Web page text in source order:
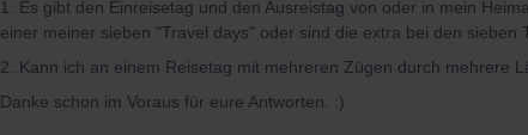
1. Es gibt den Einreisetag und den Ausreistag von oder in mein
einer meiner sieben "Travel days" oder sind die extra bei den sieben
2. Kann ich an einem Reisetag mit mehreren Zügen durch mehrere
Danke schon im Voraus für eure Antworten. :)